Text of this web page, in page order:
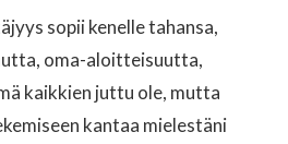
sopii kenelle tahansa,
oma-aloitteisuutta,
kaikkien juttu ole, mutta
kantaa mielestäni